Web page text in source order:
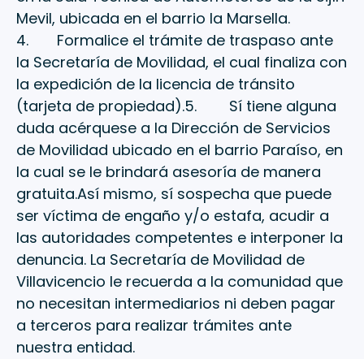
Mevil, ubicada en el barrio la Marsella.
4. Formalice el trámite de traspaso ante
la Secretaría de Movilidad, el cual finaliza con
la expedición de la licencia de tránsito
(tarjeta de propiedad).5. Sí tiene alguna
duda acérquese a la Dirección de Servicios
de Movilidad ubicado en el barrio Paraíso, en
la cual se le brindará asesoría de manera
gratuita.Así mismo, sí sospecha que puede
ser víctima de engaño y/o estafa, acudir a
las autoridades competentes e interponer la
denuncia. La Secretaría de Movilidad de
Villavicencio le recuerda a la comunidad que
no necesitan intermediarios ni deben pagar
a terceros para realizar trámites ante
nuestra entidad.